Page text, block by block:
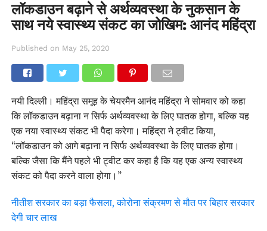
लॉकडाउन बढ़ाने से अर्थव्यवस्था के नुकसान के
साथ नये स्वास्थ्य संकट का जोखिम: आनंद महिंद्रा
Published on May 25, 2020
नयी दिल्ली। महिंद्रा समूह के चेयरमैन आनंद महिंद्रा ने सोमवार को कहा
कि लॉकडाउन बढ़ाना न सिर्फ अर्थव्यवस्था के लिए घातक होगा, बल्कि यह
एक नया स्वास्थ्य संकट भी पैदा करेगा। महिंद्रा ने ट्वीट किया,
‘‘लॉकडाउन को आगे बढ़ाना न सिर्फ अर्थव्यवस्था के लिए घातक होगा।
बल्कि जैसा कि मैंने पहले भी ट्वीट कर कहा है कि यह एक अन्य स्वास्थ्य
संकट को पैदा करने वाला होगा।’’
नीतीश सरकार का बड़ा फैसला, कोरोना संक्रमण से मौत पर बिहार सरकार
देगी चार लाख